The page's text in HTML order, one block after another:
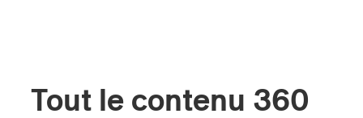
Tout le contenu 360